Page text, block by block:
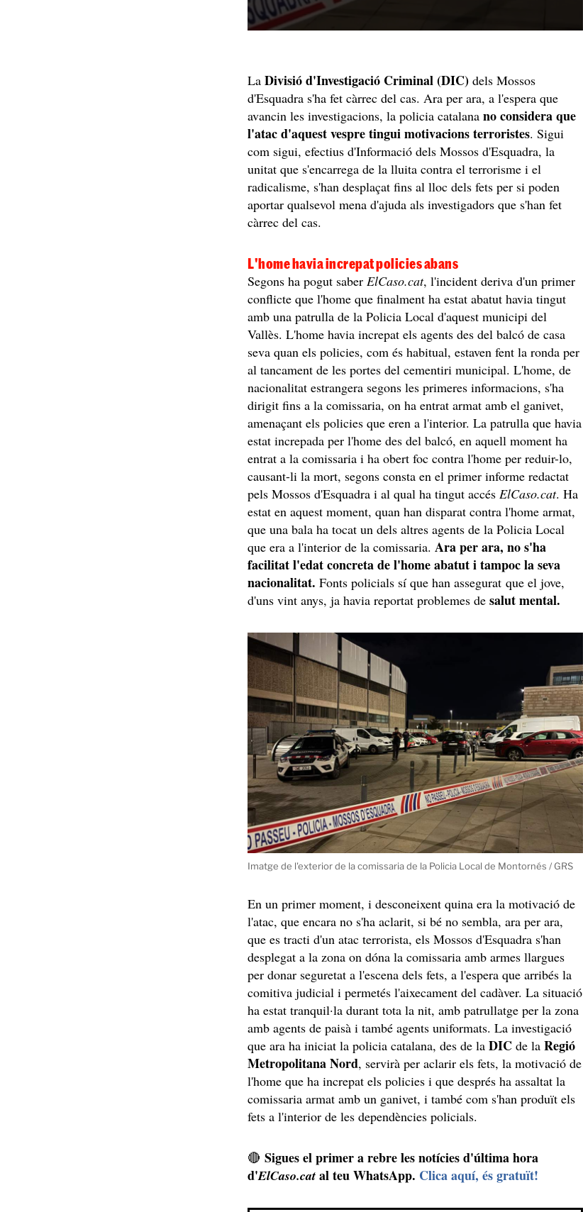
LaDivisió d'Investigació Criminal (DIC)dels Mossos
d'Esquadra s'ha fet càrrec del cas. Ara per ara, a l'espera que
avancin les investigacions, la policia catalanano considera que
l'atac d'aquest vespre tingui motivacions terroristes. Sigui
com sigui, efectius d'Informació dels Mossos d'Esquadra, la
unitat que s'encarrega de la lluita contra el terrorisme i el
radicalisme, s'han desplaçat fins al lloc dels fets per si poden
aportar qualsevol mena d'ajuda als investigadors que s'han fet
càrrec del cas.
L'home havia increpat policies abans
Segons ha pogut saberElCaso.cat, l'incident deriva d'un primer
conflicte que l'home que finalment ha estat abatut havia tingut
amb una patrulla de la Policia Local d'aquest municipi del
Vallès. L'home havia increpat els agents des del balcó de casa
seva quan els policies, com és habitual, estaven fent la ronda per
al tancament de les portes del cementiri municipal. L'home, de
nacionalitat estrangera segons les primeres informacions, s'ha
dirigit fins a la comissaria, on ha entrat armat amb el ganivet,
amenaçant els policies que eren a l'interior. La patrulla que havia
estat increpada per l'home des del balcó, en aquell moment ha
entrat a la comissaria i ha obert foc contra l'home per reduir-lo,
causant-li la mort, segons consta en el primer informe redactat
pels Mossos d'Esquadra i al qual ha tingut accésElCaso.cat. Ha
estat en aquest moment, quan han disparat contra l'home armat,
que una bala ha tocat un dels altres agents de la Policia Local
que era a l'interior de la comissaria.Ara per ara, no s'ha
facilitat l'edat concreta de l'home abatut i tampoc la seva
nacionalitat.Fonts policials sí que han assegurat que el jove,
d'uns vint anys, ja havia reportat problemes desalut mental.
Imatge de l'exterior de la comissaria de la Policia Local de Montornés / GRS
En un primer moment, i desconeixent quina era la motivació de
l'atac, que encara no s'ha aclarit, si bé no sembla, ara per ara,
que es tracti d'un atac terrorista, els Mossos d'Esquadra s'han
desplegat a la zona on dóna la comissaria amb armes llargues
per donar seguretat a l'escena dels fets, a l'espera que arribés la
comitiva judicial i permetés l'aixecament del cadàver. La situació
ha estat tranquil·la durant tota la nit, amb patrullatge per la zona
amb agents de paisà i també agents uniformats. La investigació
que ara ha iniciat la policia catalana, des de laDIC de laRegió
Metropolitana Nord, servirà per aclarir els fets, la motivació de
l'home que ha increpat els policies i que després ha assaltat la
comissaria armat amb un ganivet, i també com s'han produït els
fets a l'interior de les dependències policials.
🔴Sigues el primer a rebre les notícies d'última hora
d'ElCaso.cat al teu WhatsApp. Clica aquí, és gratuït!